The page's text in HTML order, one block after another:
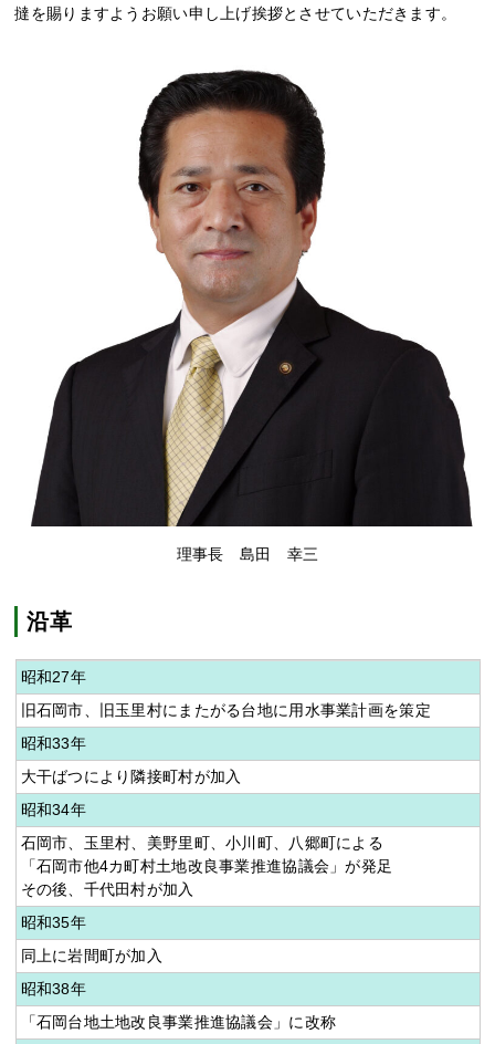
撻を賜りますようお願い申し上げ挨拶とさせていただきます。
理事長 島田 幸三
沿革
昭和27年
旧石岡市、旧玉里村にまたがる台地に用水事業計画を策定
昭和33年
大干ばつにより隣接町村が加入
昭和34年
石岡市、玉里村、美野里町、小川町、八郷町による
「石岡市他4カ町村土地改良事業推進協議会」が発足
その後、千代田村が加入
昭和35年
同上に岩間町が加入
昭和38年
「石岡台地土地改良事業推進協議会」に改称